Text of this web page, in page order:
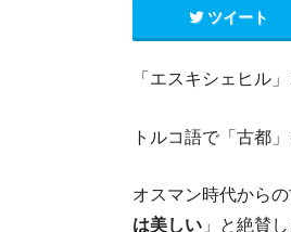
ツイート
「エスキシェヒル
トルコ語で「古都
オスマン時代から
は美しい 」と絶賛し